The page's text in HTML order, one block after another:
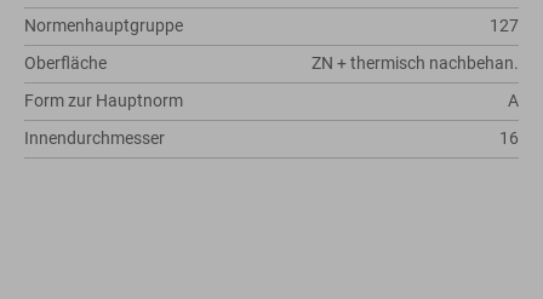
Normenhauptgruppe
127
Oberfläche
ZN + thermisch nachbehan.
Form zur Hauptnorm
A
Innendurchmesser
16